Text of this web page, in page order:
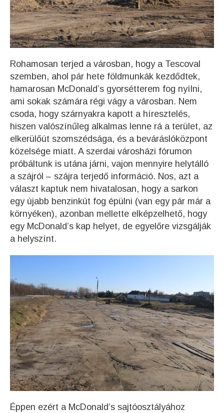
Rohamosan terjed a városban, hogy a Tescoval
szemben, ahol pár hete földmunkák kezdődtek,
hamarosan McDonald’s gyorsétterem fog nyílni,
ami sokak számára régi vágy a városban. Nem
csoda, hogy szárnyakra kapott a híresztelés,
hiszen valószínűleg alkalmas lenne rá a terület, az
elkerülőút szomszédsága, és a beváráslóközpont
közelsége miatt. A szerdai városházi fórumon
próbáltunk is utána járni, vajon mennyire helytálló
a szájról – szájra terjedő információ. Nos, azt a
választ kaptuk nem hivatalosan, hogy a sarkon
egy újabb benzinkút fog épülni (van egy pár már a
környéken), azonban mellette elképzelhető, hogy
egy McDonald’s kap helyet, de egyelőre vizsgálják
a helyszínt.
Éppen ezért a McDonald’s sajtóosztályához